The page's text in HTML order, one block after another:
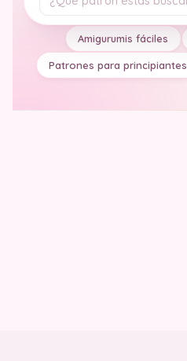
Tu pregunta
Amigurumis fáciles
Patrones para principiantes